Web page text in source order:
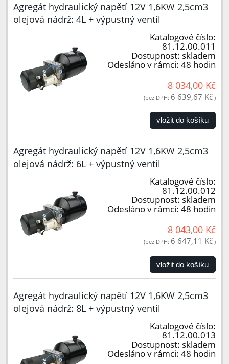
Agregát hydraulický napětí 12V 1,6KW 2,5cm3
olejová nádrž: 4L + výpustný ventil
Katalogové číslo:
81.12.00.011
Dostupnost: skladem
Odesláno v rámci: 48 hodin
8 034,00 Kč
(bez DPH: 6 639,67 Kč )
vložit do košíku
Agregát hydraulický napětí 12V 1,6KW 2,5cm3
olejová nádrž: 6L + výpustný ventil
Katalogové číslo:
81.12.00.012
Dostupnost: skladem
Odesláno v rámci: 48 hodin
8 043,00 Kč
(bez DPH: 6 647,11 Kč )
vložit do košíku
Agregát hydraulický napětí 12V 1,6KW 2,5cm3
olejová nádrž: 8L + výpustný ventil
Katalogové číslo:
81.12.00.013
Dostupnost: skladem
Odesláno v rámci: 48 hodin